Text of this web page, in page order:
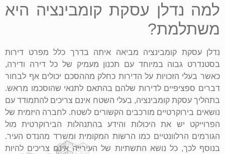
למה נדלן עסקת קומבינציה היא
משתלמת?
נדלן עסקת קומבינציה מביאה איתה בדרך כלל מפרט דירות
בסטנדרט גבוה במיוחד עם תכנון מעמיק של כל דירה ודירה,
כאשר בעלי הזכויות על הדירות כחלק מההסכם יכולים אף לבחור
דברים ספציפיים לדירות שלהם בהתאם לתנאי שהוסכמו מראש.
בתהליך עסקת קומבינציה, בעלי השטח אינם צריכים להתמודד עם
נושאים בירוקרטיים מורכבים הקשורים לשטח. לחברה היזמית של
הפרוייקט יש את היכולות והידע בהתנהלות הבירוקרטית מול
הגורמים הרלוונטיים כמו הרשות המקומית ומשרד מהנדס העיר.
בנוסף לכך, כל נושא התשתיות של העירייה אינם צריכים להיות